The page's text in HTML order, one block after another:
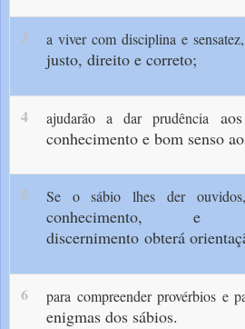
3 a viver com disciplina e sensatez,
justo, direito e correto;
4 ajudarão a dar prudência
conhecimento e bom senso
5 Se o sábio lhes der
conhecimento, e
discernimento obterá
6 para compreender provérbios e
enigmas dos sábios.